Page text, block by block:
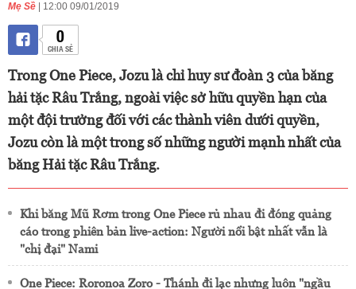
Mẹ Sề | 12:00 09/01/2019
0
CHIA SẺ
Trong One Piece, Jozu là chỉ huy sư đoàn 3 của băng
hải tặc Râu Trắng, ngoài việc sở hữu quyền hạn của
một đội trưởng đối với các thành viên dưới quyền,
Jozu còn là một trong số những người mạnh nhất của
băng Hải tặc Râu Trắng.
Khi băng Mũ Rơm trong One Piece rủ nhau đi đóng quảng
cáo trong phiên bản live-action: Người nổi bật nhất vẫn là
"chị đại" Nami
One Piece: Roronoa Zoro - Thánh đi lạc nhưng luôn "ngầu